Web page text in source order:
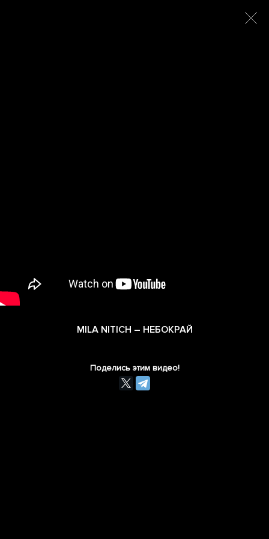
MILA NITICH – НЕБОКРАЙ
Поделись этим видео!